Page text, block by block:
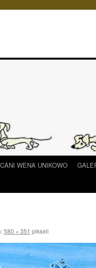
WENA UNIKOWO
580 × 351 pikseli